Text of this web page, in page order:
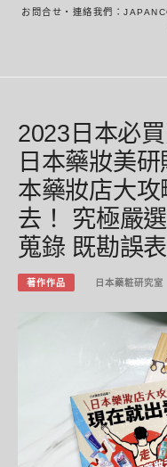
お問合せ・連絡我們：
2023日本必
日本藥妝美
本藥妝店大
去！ 究極嚴
蒐錄 既勘誤表
著作作品 日本藥粧研究室